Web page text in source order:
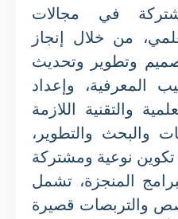
في مجالات
من خلال إنجاز
وتطوير وتحديث
المعرفية، وإعداد
والتقنية اللازمة
والبحث والتطوير،
نوعية ومشتركة
المنجزة، تشمل
والتربصات قصيرة